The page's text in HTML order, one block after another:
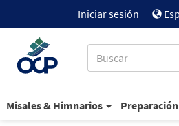
Iniciar sesión
Misales & Himnarios